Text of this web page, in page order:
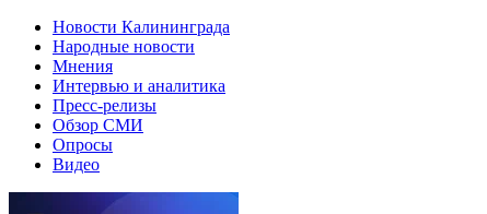
Новости Калининграда
Народные новости
Мнения
Интервью и аналитика
Пресс-релизы
Обзор СМИ
Опросы
Видео